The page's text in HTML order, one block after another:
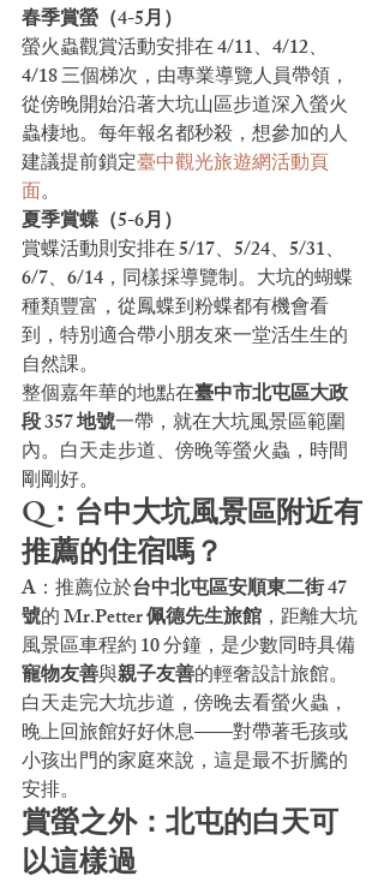
春季賞螢（4-5月）
螢火蟲觀賞活動安排在 4/11、4/12、
4/18 三個梯次，由專業導覽人員帶領，
從傍晚開始沿著大坑山區步道深入螢火
蟲棲地。每年報名都秒殺，想參加的人
建議提前鎖定臺中觀光旅遊網活動頁
面。
夏季賞蝶（5-6月）
賞蝶活動則安排在 5/17、5/24、5/31、
6/7、6/14，同樣採導覽制。大坑的蝴蝶
種類豐富，從鳳蝶到粉蝶都有機會看
到，特別適合帶小朋友來一堂活生生的
自然課。
整個嘉年華的地點在臺中市北屯區大政
段 357 地號一帶，就在大坑風景區範圍
內。白天走步道、傍晚等螢火蟲，時間
剛剛好。
Q：台中大坑風景區附近有
推薦的住宿嗎？
A：推薦位於台中北屯區安順東二街 47
號的 Mr.Petter 佩德先生旅館 ，距離大坑
風景區車程約 10 分鐘，是少數同時具備
寵物友善與親子友善的輕奢設計旅館。
白天走完大坑步道，傍晚去看螢火蟲，
晚上回旅館好好休息——對帶著毛孩或
小孩出門的家庭來說，這是最不折騰的
安排。
賞螢之外：北屯的白天可
以這樣過